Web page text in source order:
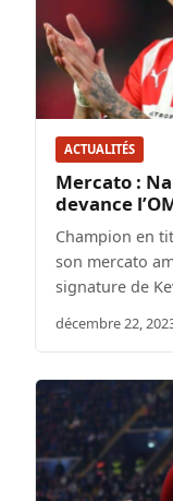
ACTUALITÉS
Mercato :
devance
Champion en
son mercato
signature de
décembre 22,